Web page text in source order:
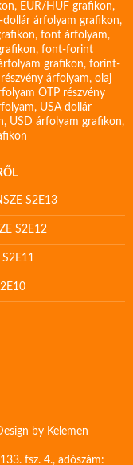
, EUR/HUF grafikon,
dollár árfolyam grafikon,
, font árfolyam,
, font-forint
grafikon, forint-
árfolyam, olaj
OTP részvény
, USA dollár
, USD árfolyam grafikon,
S2E13
S2E12
by Kelemen
fsz. 4., adószám: